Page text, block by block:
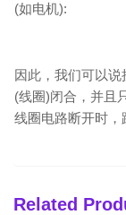
(如电机):
因此，我们可以
(线圈)闭合，并且
线圈电路断开时，
Related